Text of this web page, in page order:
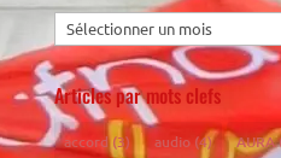
Articles par mots clefs
accord(3) audio(4) AURA